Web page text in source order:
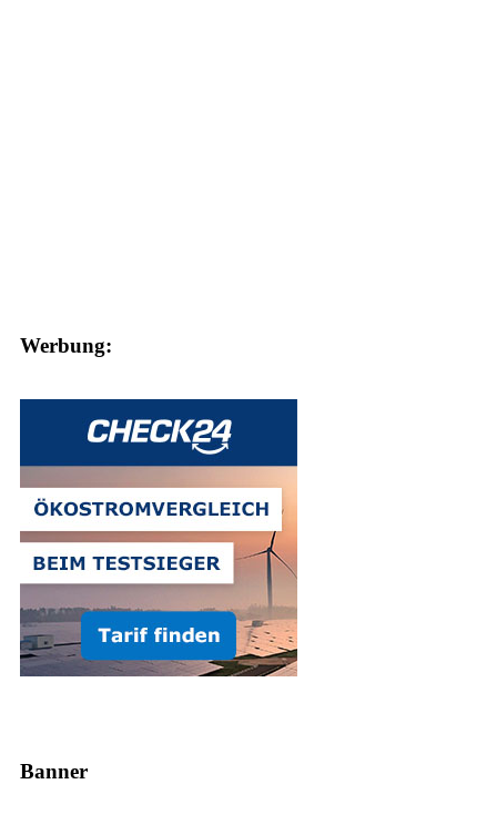
Werbung:
Banner